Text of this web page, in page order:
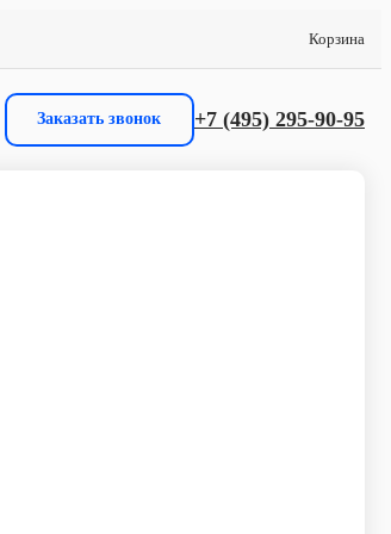
Корзина
Заказать звонок +7 (495) 295-90-95